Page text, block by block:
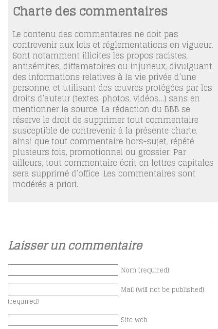
Charte des commentaires
Le contenu des commentaires ne doit pas
contrevenir aux lois et réglementations en vigueur.
Sont notamment illicites les propos racistes,
antisémites, diffamatoires ou injurieux, divulguant
des informations relatives à la vie privée d’une
personne, et utilisant des œuvres protégées par les
droits d’auteur (textes, photos, vidéos…) sans en
mentionner la source. La rédaction du BBB se
réserve le droit de supprimer tout commentaire
susceptible de contrevenir à la présente charte,
ainsi que tout commentaire hors-sujet, répété
plusieurs fois, promotionnel ou grossier. Par
ailleurs, tout commentaire écrit en lettres capitales
sera supprimé d’office. Les commentaires sont
modérés a priori.
Laisser un commentaire
Nom (required)
Mail (will not be published)
(required)
Site web